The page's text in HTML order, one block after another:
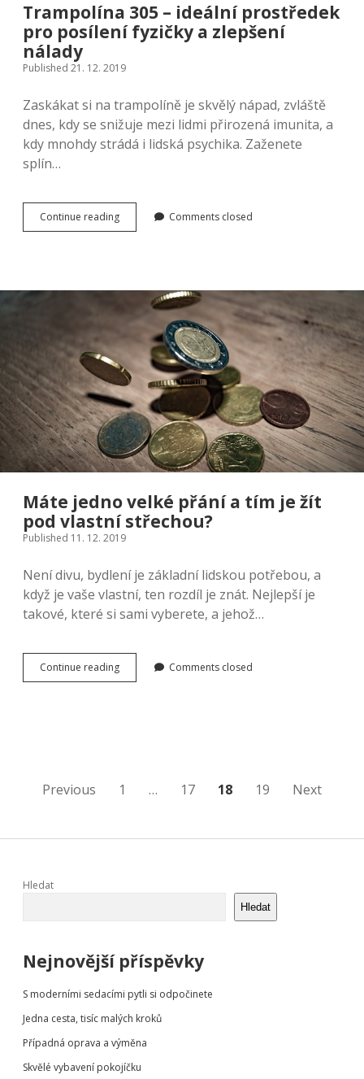
Trampolína 305 – ideální prostředek
pro posílení fyzičky a zlepšení
nálady
Published 21. 12. 2019
Zaskákat si na trampolíně je skvělý nápad, zvláště
dnes, kdy se snižuje mezi lidmi přirozená imunita, a
kdy mnohdy strádá i lidská psychika. Zaženete
splín…
Continue readingTrampolína
305
pro
posílení
fyzičky
zlepšení
nálady
Comments closed
Máte jedno velké přání a tím je žít
pod vlastní střechou?
Published 11. 12. 2019
Není divu, bydlení je základní lidskou potřebou, a
když je vaše vlastní, ten rozdíl je znát. Nejlepší je
takové, které si sami vyberete, a jehož…
Continue readingMáte
jedno
pod
vlastní
Comments closed
Stránkování
Previous 1 … 17 18 19 Next
Sidebar
Hledat
Hledat
Nejnovější příspěvky
S moderními sedacími pytli si odpočinete
Jedna cesta, tisíc malých kroků
Případná oprava a výměna
Skvělé vybavení pokojíčku